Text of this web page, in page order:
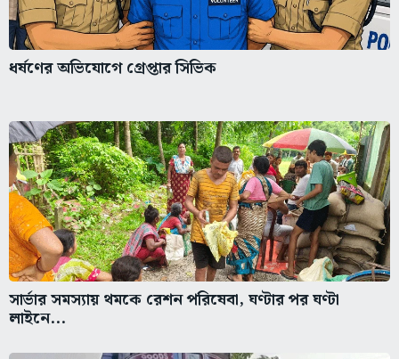
ধর্ষণের অভিযোগে গ্রেপ্তার সিভিক
সার্ভার সমস্যায় থমকে রেশন পরিষেবা, ঘণ্টার পর ঘণ্টা
লাইনে...